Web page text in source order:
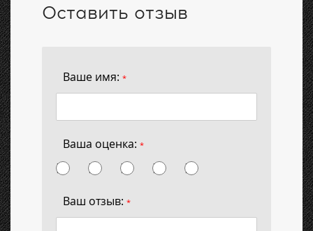
Оставить отзыв
Ваше имя: *
Ваша оценка: *
Ваш отзыв: *